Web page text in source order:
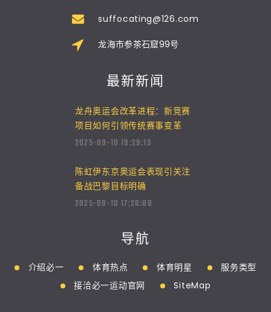
suffocating@126.com
龙海市参茶石窟99号
最新新闻
龙舟奥运会改革进程：新竞赛
项目如何引领传统赛事变革
2025-09-10 19:29:13
陈虹伊东京奥运会表现引关注
备战巴黎目标明确
2025-09-10 17:26:08
导航
介绍必一 体育热点 体育明星
服务类型
接洽必一运动官网
SiteMap